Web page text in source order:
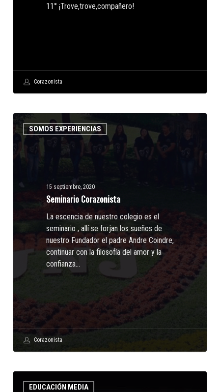
11° ¡Trove,trove,compañero!
Corazonista
SOMOS EXPERIENCIAS
Seminario
Corazonista
15 septiembre, 2020
Seminario Corazonista
La escencia de nuestro colegio es el
seminario , allí se forjan los sueños de
nuestro Fundador el padre Andre Coindre,
continuar con la filosofía del amor y la
confianza…
Corazonista
EDUCACIÓN MEDIA